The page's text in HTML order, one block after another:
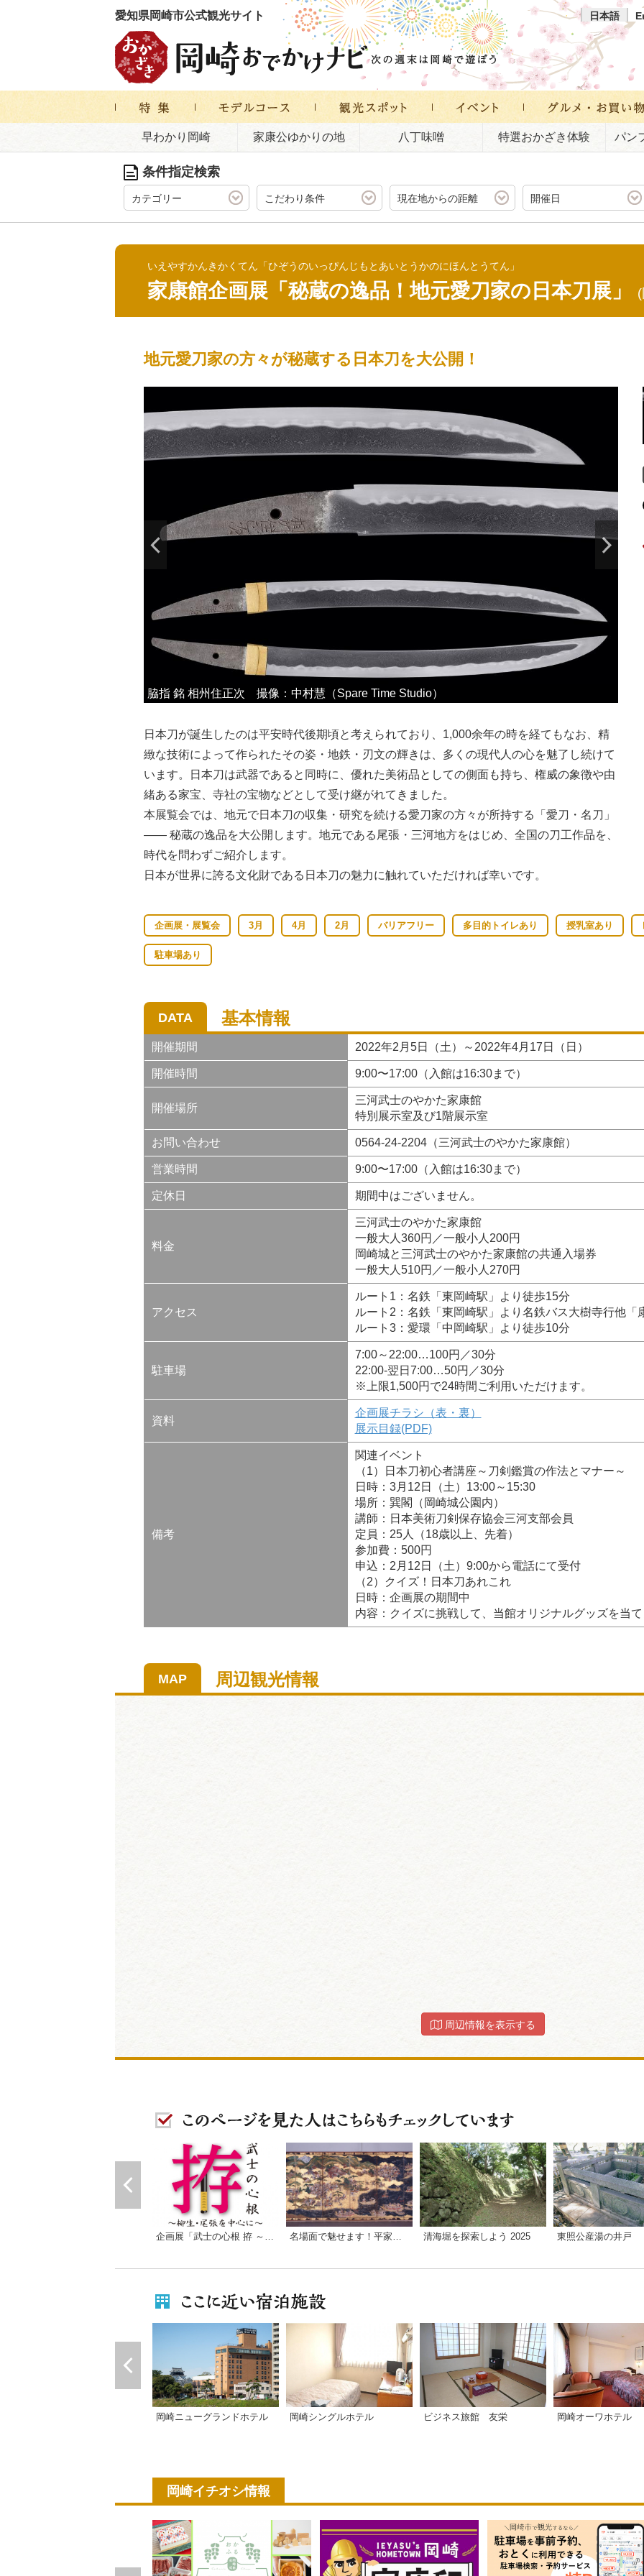
愛知県岡崎市公式観光サイト 日本語
早わかり岡崎 家康公ゆかりの地 八丁味噌 特選おかざき体験 パン
条件指定検索
カテゴリー こだわり条件 現在地からの距離 開催日
いえやすかんきかくてん「ひぞうのいっぴんじもとあいとうかのにほんとうてん」
家康館企画展「秘蔵の逸品！地元愛刀家の日本刀展」
地元愛刀家の方々が秘蔵する日本刀を大公開！
脇指 銘 相州住正次 撮像：中村慧（Spare Time Studio）
日本刀が誕生したのは平安時代後期頃と考えられており、1,000余年の時を経てもなお、精
緻な技術によって作られたその姿・地鉄・刃文の輝きは、多くの現代人の心を魅了し続けて
います。日本刀は武器であると同時に、優れた美術品としての側面も持ち、権威の象徴や由
緒ある家宝、寺社の宝物などとして受け継がれてきました。
本展覧会では、地元で日本刀の収集・研究を続ける愛刀家の方々が所持する「愛刀・名刀」
―― 秘蔵の逸品を大公開します。地元である尾張・三河地方をはじめ、全国の刀工作品を、
時代を問わずご紹介します。
日本が世界に誇る文化財である日本刀の魅力に触れていただければ幸いです。
企画展・展覧会 3月 4月 2月 バリアフリー 多目的トイレあり 授乳室あり
駐車場あり
DATA 基本情報
開催期間 2022年2月5日（土）～2022年4月17日（日）
開催時間 9:00〜17:00（入館は16:30まで）
開催場所
三河武士のやかた家康館
特別展示室及び1階展示室
お問い合わせ 0564-24-2204（三河武士のやかた家康館）
営業時間 9:00〜17:00（入館は16:30まで）
定休日 期間中はございません。
料金
三河武士のやかた家康館
一般大人360円／一般小人200円
岡崎城と三河武士のやかた家康館の共通入場券
一般大人510円／一般小人270円
アクセス
ルート1：名鉄「東岡崎駅」より徒歩15分
ルート2：名鉄「東岡崎駅」より名鉄バス大樹寺行他「
ルート3：愛環「中岡崎駅」より徒歩10分
駐車場
7:00～22:00…100円／30分
22:00-翌日7:00…50円／30分
※上限1,500円で24時間ご利用いただけます。
資料
企画展チラシ（表・裏）
展示目録(PDF)
備考
関連イベント
（1）日本刀初心者講座～刀剣鑑賞の作法とマナー～
日時：3月12日（土）13:00～15:30
場所：巽閣（岡崎城公園内）
講師：日本美術刀剣保存協会三河支部会員
定員：25人（18歳以上、先着）
参加費：500円
申込：2月12日（土）9:00から電話にて受付
（2）クイズ！日本刀あれこれ
日時：企画展の期間中
内容：クイズに挑戦して、当館オリジナルグッズを当
MAP 周辺観光情報
周辺情報を表示する
清海堀を探索しよう 2025 東照公産湯の井戸
岡崎ニューグランドホテル 岡崎シングルホテル ビジネス旅館 友栄 岡崎オーワホテル
岡崎イチオシ情報